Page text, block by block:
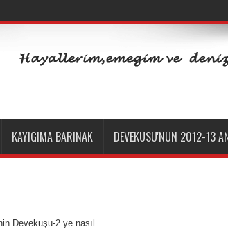
KAYIGIMA BARINAK DEVEKUSU'NUN 2012-13
Devekuşu-2 ye nasıl